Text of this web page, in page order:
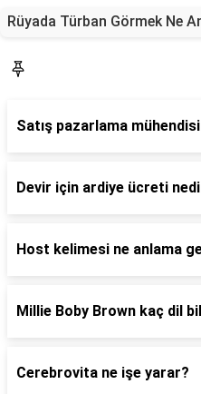
Rüyada Türban Görmek Ne
Satış pazarlama
Devir için ardiye ücreti
Host kelimesi ne anlama
Millie Boby Brown kaç dil
Cerebrovita ne işe yarar?